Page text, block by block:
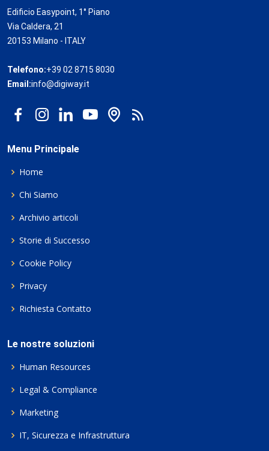
Edificio Easypoint, 1° Piano
Via Caldera, 21
20153 Milano - ITALY
Telefono:+39 02 8715 8030
Email:info@digiway.it
Menu Principale
Home
Chi Siamo
Archivio articoli
Storie di Successo
Cookie Policy
Privacy
Richiesta Contatto
Le nostre soluzioni
Human Resources
Legal & Compliance
Marketing
IT, Sicurezza e Infrastruttura